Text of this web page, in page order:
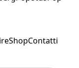
ShopContatti